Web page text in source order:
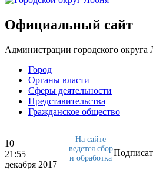
Официальный сайт
Администрации городского округа
Город
Органы власти
Сферы деятельности
Представительства
Гражданское общество
10
21:55
декабря 2017
На сайте
ведется сбор
и обработка